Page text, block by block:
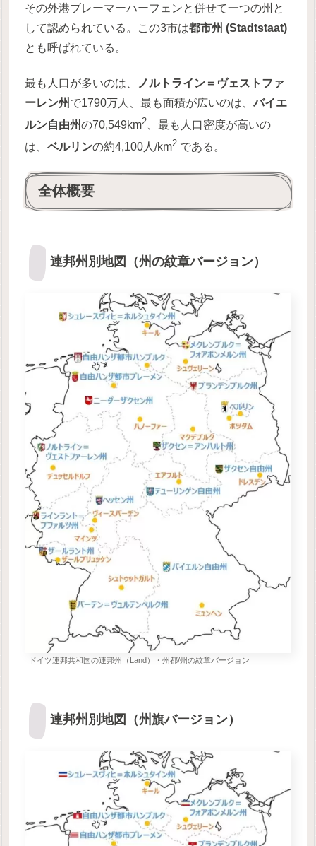
その外港ブレーマーハーフェンと併せて一つの州と
して認められている。この3市は都市州 (Stadtstaat)
とも呼ばれている。
最も人口が多いのは、
ノルトライン＝ヴェストファ
ーレン州 で1790万人、最も面積が広いのは、バイエ
ルン自由州の70,549km2、最も人口密度が高いの
は、ベルリンの約4,100人/km2 である。
全体概要
連邦州別地図（州の紋章バージョン）
ドイツ連邦共和国の連邦州（Land）・州都/州の紋章バージョン
連邦州別地図（州旗バージョン）